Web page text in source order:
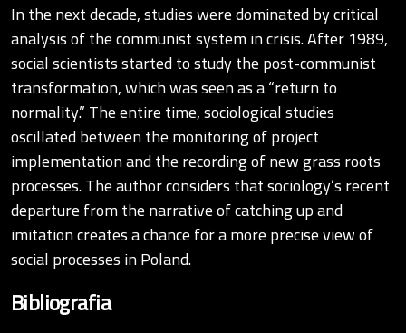
In the next decade, studies were dominated by critical
analysis of the communist system in crisis. After 1989,
social scientists started to study the post-communist
transformation, which was seen as a “return to
normality.” The entire time, sociological studies
oscillated between the monitoring of project
implementation and the recording of new grass roots
processes. The author considers that sociology’s recent
departure from the narrative of catching up and
imitation creates a chance for a more precise view of
social processes in Poland.
Bibliografia